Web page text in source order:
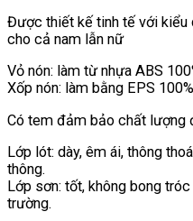
Được thiết kế tinh tế với kiểu
cho cả nam lẫn nữ
Vỏ nón: làm từ nhựa ABS
Xốp nón: làm bằng EPS 100%
Có tem đảm bảo chất lượng
Lớp lót: dày, êm ái, thông
thông.
Lớp sơn: tốt, không bong
trường.